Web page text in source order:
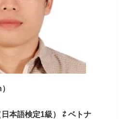
本語検定1級） ⇄ ベトナ